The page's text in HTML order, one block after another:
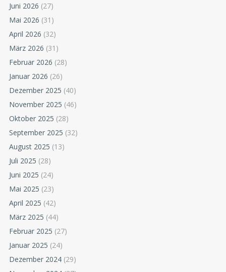
Juni 2026 (27)
Mai 2026 (31)
April 2026 (32)
März 2026 (31)
Februar 2026 (28)
Januar 2026 (26)
Dezember 2025 (40)
November 2025 (46)
Oktober 2025 (28)
September 2025 (32)
August 2025 (13)
Juli 2025 (28)
Juni 2025 (24)
Mai 2025 (23)
April 2025 (42)
März 2025 (44)
Februar 2025 (27)
Januar 2025 (24)
Dezember 2024 (29)